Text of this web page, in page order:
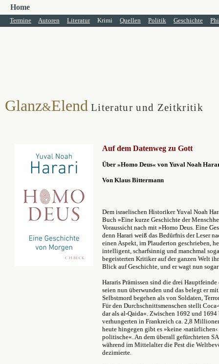
Home
Termine Autoren Literatur Krimi Quellen Politik Geschichte
Glanz&Elend Literatur und Zeitkritik
Auf dem Datenweg zu Gott
Über »Homo Deus« von Yuval Noah
Von Klaus Bittermann
Dem israelischen Historiker Yuval Noah
Buch »Eine kurze Geschichte der
Voraussicht nach mit »Homo Deus. Eine
denn Harari weiß das Bedürfnis der Leser
einen Aspekt, im Plauderton geschrieben,
intelligent, scharfsinnig und manchmal
begeisterten Kritiker auf der ganzen Welt
Blick auf Geschichte, und er wagt nun
Hararis Prämissen sind die drei
seien nun überwunden und das belegt er
Selbstmord begehen als von Soldaten,
Für den Durchschnittsmenschen stellt
dar als al-Qaida«. Zwischen 1692 und
verhungerten in Frankreich ca. 2,8
heute hingegen gibt es »keine
politische«. An dem überall gefürchteten
während im Mittelalter die Pest die
dezimierte.